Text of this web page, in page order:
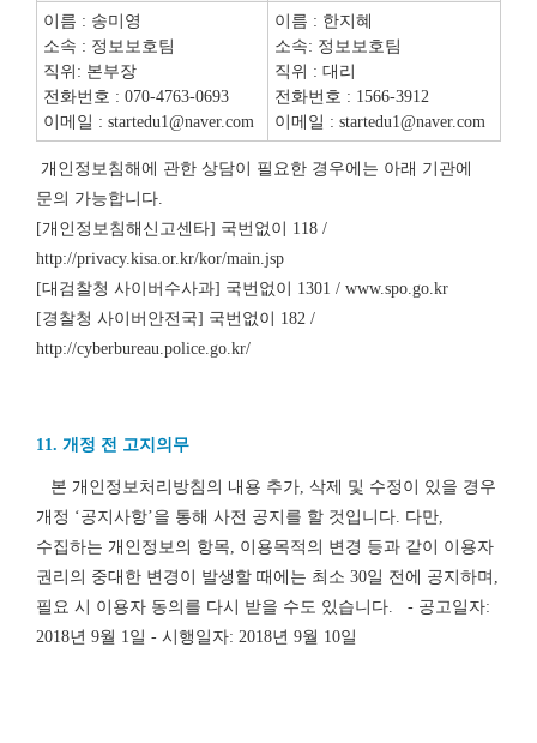
이름 : 송미영
소속 : 정보보호팀
직위: 본부장
전화번호 : 070-4763-0693
이메일 : startedu1@naver.com
이름 : 한지혜
소속: 정보보호팀
직위 : 대리
전화번호 : 1566-3912
이메일 : startedu1@naver.com
개인정보침해에 관한 상담이 필요한 경우에는 아래 기관에
문의 가능합니다.
[개인정보침해신고센타] 국번없이 118 /
http://privacy.kisa.or.kr/kor/main.jsp
[대검찰청 사이버수사과] 국번없이 1301 / www.spo.go.kr
[경찰청 사이버안전국] 국번없이 182 /
http://cyberbureau.police.go.kr/
11. 개정 전 고지의무
본 개인정보처리방침의 내용 추가, 삭제 및 수정이 있을 경우
개정 ‘공지사항’을 통해 사전 공지를 할 것입니다. 다만,
수집하는 개인정보의 항목, 이용목적의 변경 등과 같이 이용자
권리의 중대한 변경이 발생할 때에는 최소 30일 전에 공지하며,
필요 시 이용자 동의를 다시 받을 수도 있습니다. - 공고일자:
2018년 9월 1일 - 시행일자: 2018년 9월 10일